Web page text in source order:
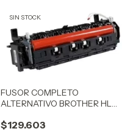
SIN STOCK
FUSOR COMPLETO
ALTERNATIVO BROTHER HL
$129.603